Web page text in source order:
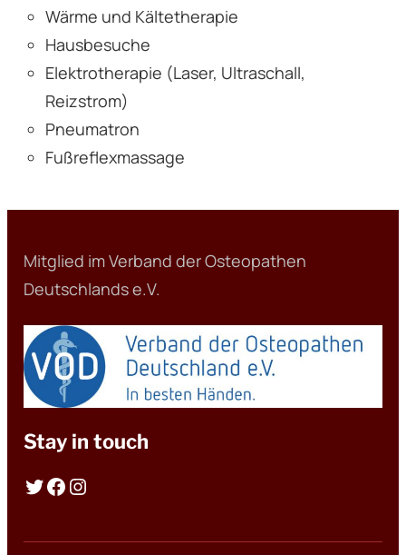
Wärme und Kältetherapie
Hausbesuche
Elektrotherapie (Laser, Ultraschall,
Reizstrom)
Pneumatron
Fußreflexmassage
Mitglied im Verband der Osteopathen
Deutschlands e.V.
Stay in touch
Twitter Facebook Instagram